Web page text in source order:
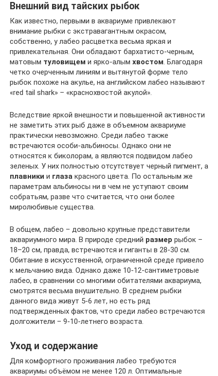
Внешний вид тайских рыбок
Как известно, первыми в аквариуме привлекают
внимание рыбки с экстравагантным окрасом,
собственно, у лабео расцветка весьма яркая и
привлекательная. Они обладают бархатисто-черным,
матовым туловищем и ярко-алым хвостом. Благодаря
четко очерченным линиям и вытянутой форме тело
рыбок похоже на акулье, на английском лабео называют
«red tail shark» – «краснохвостой акулой».
Вследствие яркой внешности и повышенной активности
не заметить этих рыб даже в объемном аквариуме
практически невозможно. Среди лабео также
встречаются особи-альбиносы. Однако они не
относятся к биколорам, а являются подвидом лабео
зеленых. У них полностью отсутствует черный пигмент, а
плавники и глаза красного цвета. По остальным же
параметрам альбиносы ни в чем не уступают своим
собратьям, разве что считается, что они более
миролюбивые существа.
В общем, лабео – довольно крупные представители
аквариумного мира. В природе средний размер рыбок –
18–20 см, правда, встречаются и гиганты в 28-30 см.
Обитание в искусственной, ограниченной среде привело
к мельчанию вида. Однако даже 10-12-сантиметровые
лабео, в сравнении со многими обитателями аквариума,
смотрятся весьма внушительно. В среднем рыбки
данного вида живут 5-6 лет, но есть ряд
подтвержденных фактов, что среди лабео встречаются
долгожители – 9-10-летнего возраста.
Уход и содержание
Для комфортного проживания лабео требуются
аквариумы объёмом не менее 120 л. Оптимальные